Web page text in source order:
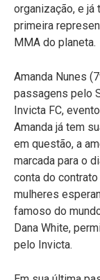
organização, e já
primeira
MMA do planeta.
Amanda Nunes
passagens pelo
Invicta FC,
Amanda já tem
em questão, a
marcada para o
conta do
mulheres
famoso do
Dana White,
pelo Invicta.